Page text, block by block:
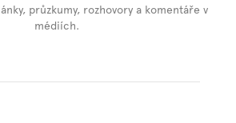
průzkumy, rozhovory a komentáře v
médiích.